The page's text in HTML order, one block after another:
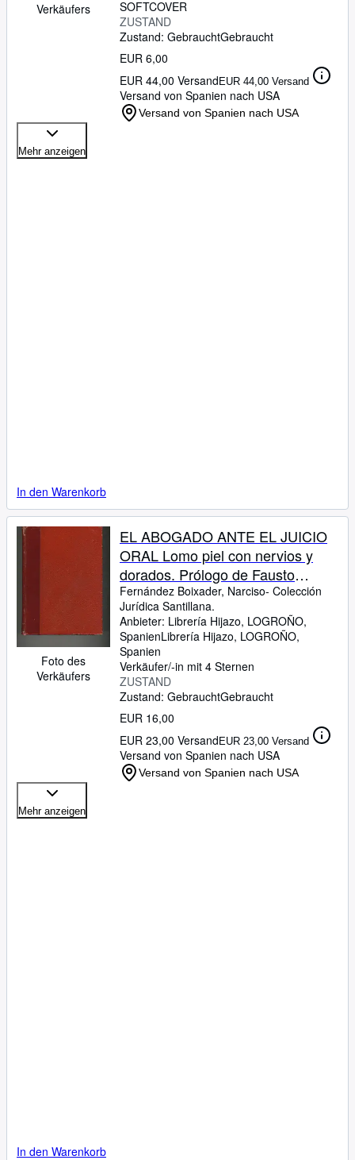
Verkäufers
SOFTCOVER
ZUSTAND
Zustand: GebrauchtGebraucht
EUR 6,00
EUR 44,00 VersandEUR 44,00 Versand
Versand von Spanien nach USA
Versand von Spanien nach USA
Mehr anzeigen
In den Warenkorb
Foto des
Verkäufers
EL ABOGADO ANTE EL JUICIO
ORAL Lomo piel con nervios y
dorados. Prólogo de Fausto
Vicente Gella. Buen estado
Fernández Boixader, Narciso- Colección
Jurídica Santillana.
Anbieter: Librería Hijazo, LOGROÑO,
SpanienLibrería Hijazo, LOGROÑO,
Spanien
Verkäufer/-in mit 4 Sternen
ZUSTAND
Zustand: GebrauchtGebraucht
EUR 16,00
EUR 23,00 VersandEUR 23,00 Versand
Versand von Spanien nach USA
Versand von Spanien nach USA
Mehr anzeigen
In den Warenkorb